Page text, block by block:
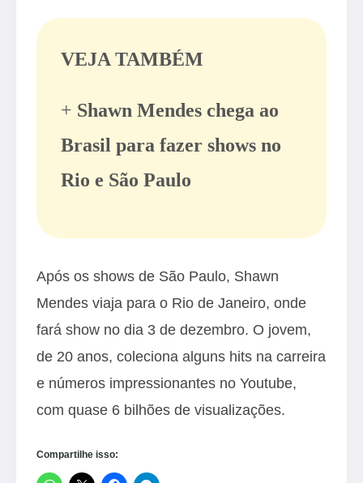
VEJA TAMBÉM
+ Shawn Mendes chega ao
Brasil para fazer shows no
Rio e São Paulo
Após os shows de São Paulo, Shawn
Mendes viaja para o Rio de Janeiro, onde
fará show no dia 3 de dezembro. O jovem,
de 20 anos, coleciona alguns hits na carreira
e números impressionantes no Youtube,
com quase 6 bilhões de visualizações.
Compartilhe isso: